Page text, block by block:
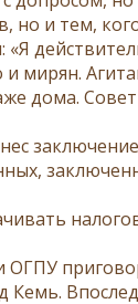
но и тем,
мирян.
дома.
ОГПУ